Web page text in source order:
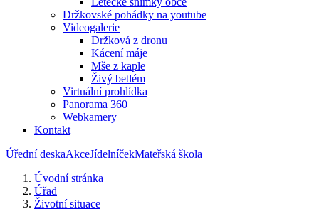
Držkovské pohádky na youtube
Videogalerie
Držková z dronu
Kácení máje
Mše z kaple
Živý betlém
Virtuální prohlídka
Panorama 360
Webkamery
Kontakt
Úřední deskaAkceJídelníčekMateřská škola
Úvodní stránka
Úřad
Životní situace